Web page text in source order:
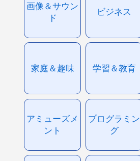
画像＆サウン
ド
ビジネス
家庭＆趣味 学習＆教育
アミューズメ
ント
プログラミン
グ